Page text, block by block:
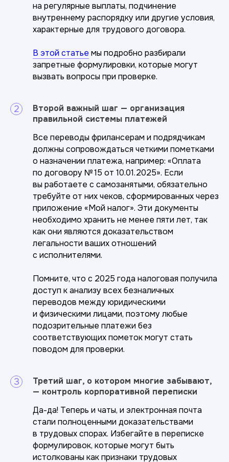
на регулярные выплаты, подчинение
внутреннему распорядку или другие условия,
характерные для трудового договора.
В этой статье мы подробно разбирали
запретные формулировки, которые могут
вызвать вопросы при проверке.
Второй важный шаг — организация
правильной системы платежей
Все переводы фрилансерам и подрядчикам
должны сопровождаться четкими пометками
о назначении платежа, например: «Оплата
по договору № 15 от 10.01.2025». Если
вы работаете с самозанятыми, обязательно
требуйте от них чеков, сформированных через
приложение «Мой налог». Эти документы
необходимо хранить не менее пяти лет, так
как они являются доказательством
легальности ваших отношений
с исполнителями.
Помните, что с 2025 года налоговая получила
доступ к анализу всех безналичных
переводов между юридическими
и физическими лицами, поэтому любые
подозрительные платежи без
соответствующих пометок могут стать
поводом для проверки.
Третий шаг, о котором многие забывают,
— контроль корпоративной переписки
Да-да! Теперь и чаты, и электронная почта
стали полноценными доказательствами
в трудовых спорах. Избегайте в переписке
формулировок, которые могут быть
истолкованы как признаки трудовых
+7
Есть вопросы?
Спросите наших
экспертов
Запишитесь на консультацию
и мы решим вашу задачу